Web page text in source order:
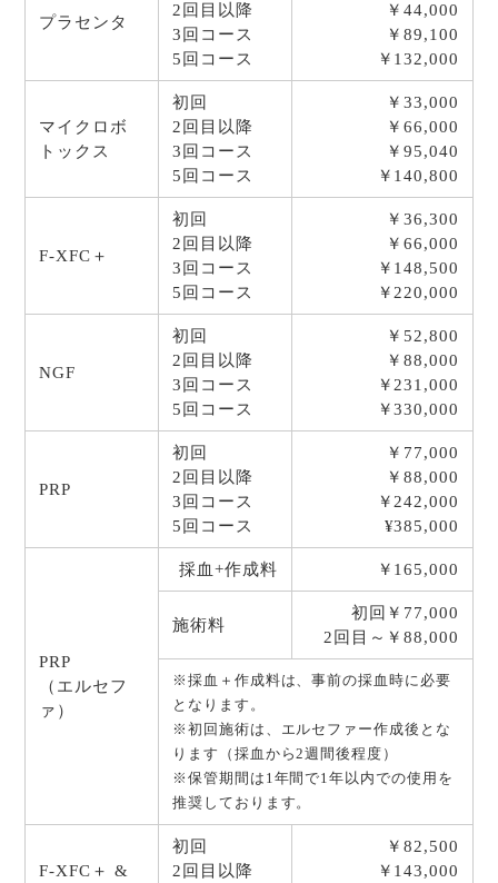
プラセンタ
2回目以降
3回コース
5回コース
￥44,000
￥89,100
￥132,000
マイクロボ
トックス
初回
2回目以降
3回コース
5回コース
￥33,000
￥66,000
￥95,040
￥140,800
F-XFC＋
初回
2回目以降
3回コース
5回コース
￥36,300
￥66,000
￥148,500
￥220,000
NGF
初回
2回目以降
3回コース
5回コース
￥52,800
￥88,000
￥231,000
￥330,000
PRP
初回
2回目以降
3回コース
5回コース
￥77,000
￥88,000
￥242,000
¥385,000
PRP
（エルセフ
ァ）
採血+作成料 ￥165,000
施術料
初回￥77,000
2回目～￥88,000
※採血＋作成料は、事前の採血時に必要
となります。
※初回施術は、エルセファー作成後とな
ります（採血から2週間後程度）
※保管期間は1年間で1年以内での使用を
推奨しております。
F-XFC＋ &
初回
2回目以降
￥82,500
￥143,000